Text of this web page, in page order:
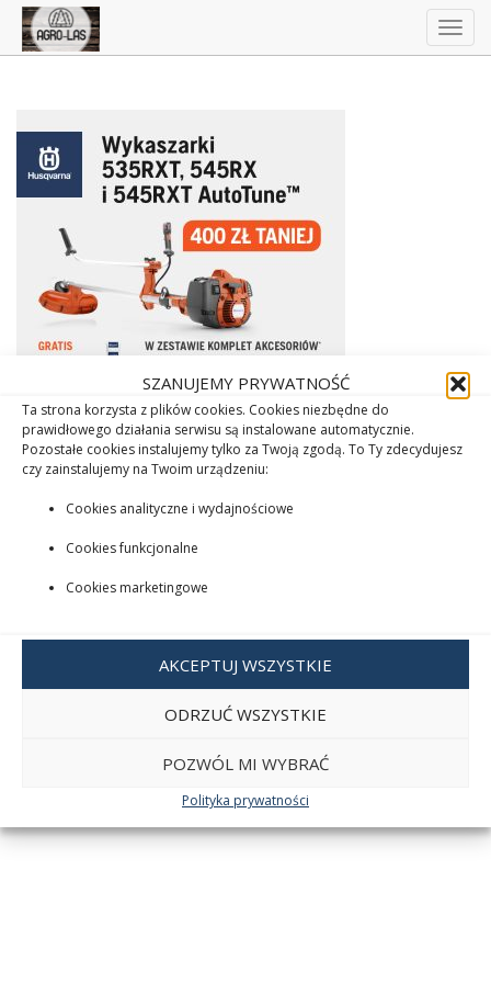
SZANUJEMY PRYWATNOŚĆ
Ta strona korzysta z plików cookies. Cookies niezbędne do
prawidłowego działania serwisu są instalowane automatycznie.
Pozostałe cookies instalujemy tylko za Twoją zgodą. To Ty zdecydujesz
czy zainstalujemy na Twoim urządzeniu:
Cookies analityczne i wydajnościowe
Cookies funkcjonalne
Cookies marketingowe
AKCEPTUJ WSZYSTKIE
ODRZUĆ WSZYSTKIE
POZWÓL MI WYBRAĆ
Polityka prywatności